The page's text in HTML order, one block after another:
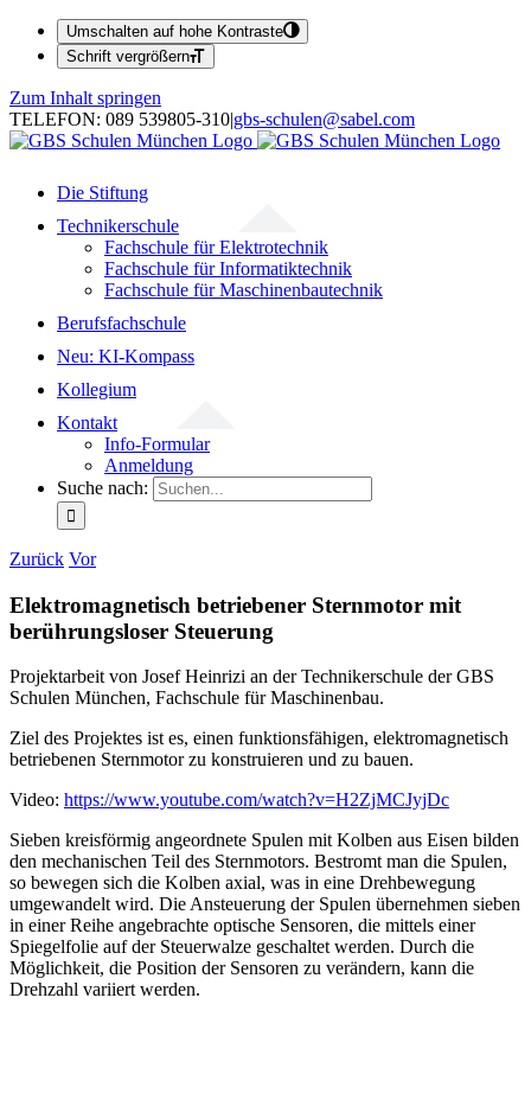
Umschalten auf hohe Kontraste
Schrift vergrößern
Zum Inhalt springen
TELEFON: 089 539805-310|gbs-schulen@sabel.com
Die Stiftung
Technikerschule
Fachschule für Elektrotechnik
Fachschule für Informatiktechnik
Fachschule für Maschinenbautechnik
Berufsfachschule
Neu: KI-Kompass
Kollegium
Kontakt
Info-Formular
Anmeldung
Suche nach:
Zurück Vor
Elektromagnetisch betriebener Sternmotor mit
berührungsloser Steuerung
Projektarbeit von Josef Heinrizi an der Technikerschule der GBS
Schulen München, Fachschule für Maschinenbau.
Ziel des Projektes ist es, einen funktionsfähigen, elektromagnetisch
betriebenen Sternmotor zu konstruieren und zu bauen.
Video: https://www.youtube.com/watch?v=H2ZjMCJyjDc
Sieben kreisförmig angeordnete Spulen mit Kolben aus Eisen bilden
den mechanischen Teil des Sternmotors. Bestromt man die Spulen,
so bewegen sich die Kolben axial, was in eine Drehbewegung
umgewandelt wird. Die Ansteuerung der Spulen übernehmen sieben
in einer Reihe angebrachte optische Sensoren, die mittels einer
Spiegelfolie auf der Steuerwalze geschaltet werden. Durch die
Möglichkeit, die Position der Sensoren zu verändern, kann die
Drehzahl variiert werden.